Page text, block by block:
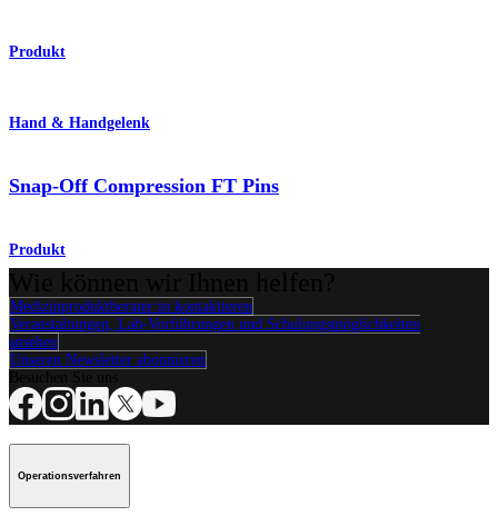
Produkt
Hand & Handgelenk
Snap-Off Compression FT Pins
Produkt
Medizinproduktberater:in kontaktieren
Veranstaltungen, Lab-Vorführungen und Schulungsmöglichkeiten
ansehen
Unseren Newsletter abonnieren
Operationsverfahren